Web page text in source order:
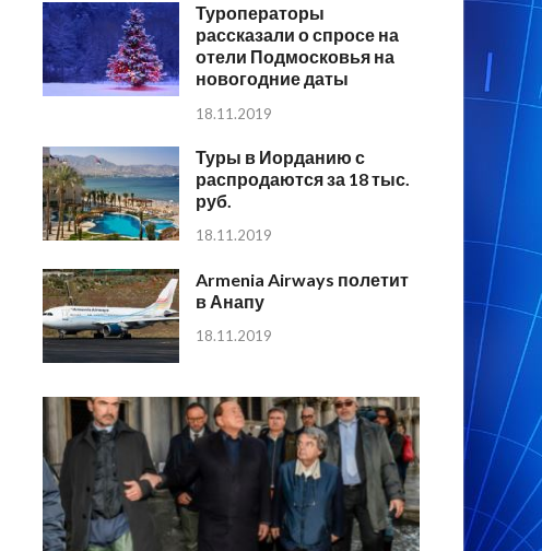
Туроператоры
рассказали о спросе на
отели Подмосковья на
новогодние даты
18.11.2019
Туры в Иорданию с
распродаются за 18 тыс.
руб.
18.11.2019
Armenia Airways полетит
в Анапу
18.11.2019